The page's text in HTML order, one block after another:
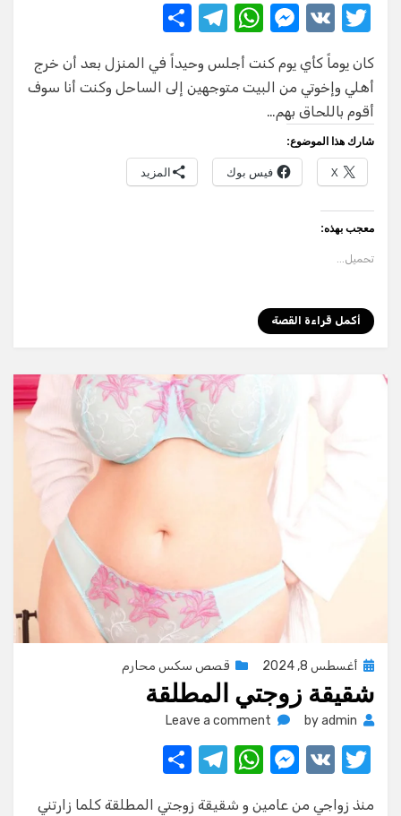
الزب
T
w
it
te
r
V
M
ss
e
g
er
W
at
s
p
p
T
e
gr
m
ar
e
كان يوماً كأي يوم كنت أجلس وحيداً في المنزل بعد أن خرج
أهلي وإخوتي من البيت متوجهين إلى الساحل وكنت أنا سوف
أقوم باللحاق بهم…
شارك هذا الموضوع:
X فيس بوك المزيد
معجب بهذه:
تحميل...
أكمل قراءة القصة
Posted
on
أغسطس 8, 2024 قصص سكس محارم
شقيقة زوجتي المطلقة
byadmin
Leave a comment
on
المطلقة
T
V
M
W
T
منذ زواجي من عامين و شقيقة زوجتي المطلقة كلما زارتني